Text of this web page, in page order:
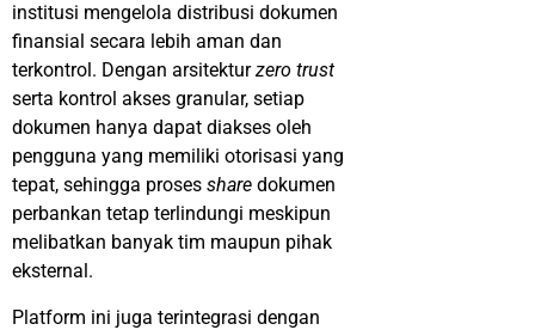
institusi mengelola distribusi dokumen
finansial secara lebih aman dan
terkontrol. Dengan arsitekturzero trust
serta kontrol akses granular, setiap
dokumen hanya dapat diakses oleh
pengguna yang memiliki otorisasi yang
tepat, sehingga proses share dokumen
perbankan tetap terlindungi meskipun
melibatkan banyak tim maupun pihak
eksternal.
Platform ini juga terintegrasi dengan